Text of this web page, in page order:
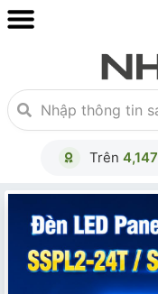
Trên 4,147